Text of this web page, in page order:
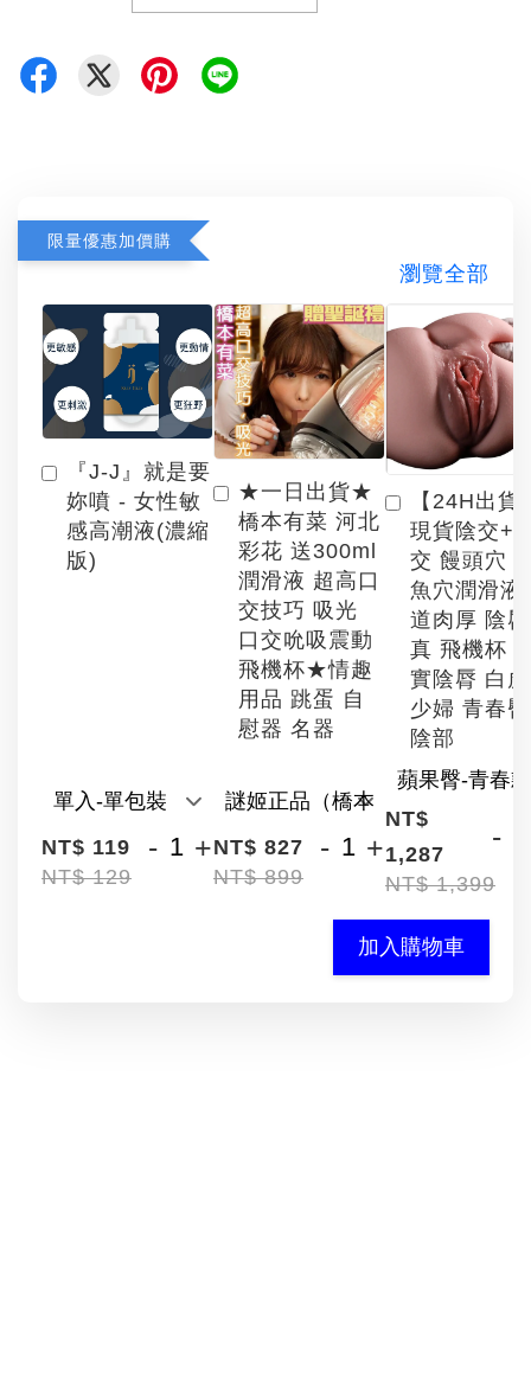
限量優惠加價購
瀏覽全部
『J-J』就是要
妳噴 - 女性敏
感高潮液(濃縮
版)
NT$ 119
NT$ 129
- +
★一日出貨★
橋本有菜 河北
彩花 送300ml
潤滑液 超高口
交技巧 吸光
口交吮吸震動
飛機杯★情趣
用品 跳蛋 自
慰器 名器
NT$ 827
NT$ 899
- +
【24H出貨
現貨陰交+
交 饅頭穴
魚穴潤滑液
道肉厚 陰
真 飛機杯
實陰脣 白
少婦 青春臀
陰部
NT$
1,287
NT$ 1,399
-
加入購物車